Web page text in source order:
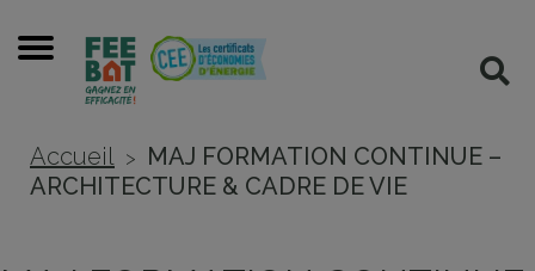
Menu
Accueil > MAJ FORMATION CONTINUE –
ARCHITECTURE & CADRE DE VIE